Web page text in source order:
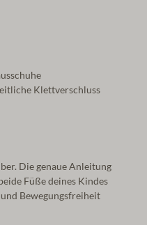
Klettverschluss
Die genaue Anleitung
Füße deines Kindes
Bewegungsfreiheit